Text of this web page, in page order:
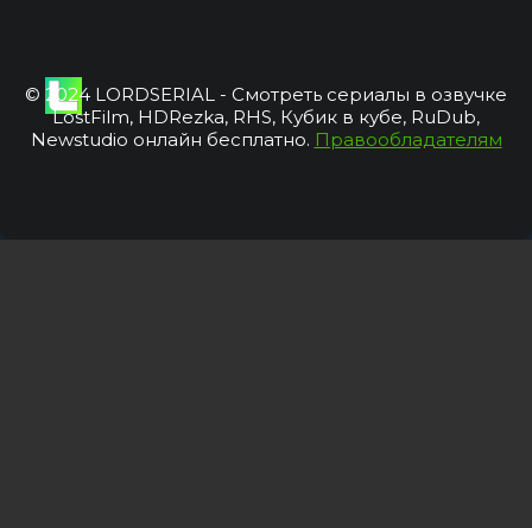
© 2024 LORDSERIAL - Смотреть сериалы в озвучке
LostFilm, HDRezka, RHS, Кубик в кубе, RuDub,
Newstudio онлайн бесплатно. Правообладателям